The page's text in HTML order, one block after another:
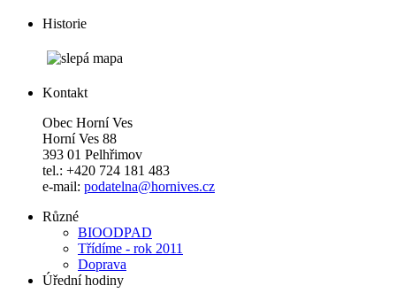
Historie
Kontakt
Obec Horní Ves
Horní Ves 88
393 01 Pelhřimov
tel.: +420 724 181 483
e-mail: podatelna@hornives.cz
Různé
BIOODPAD
Třídíme - rok 2011
Doprava
Úřední hodiny